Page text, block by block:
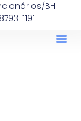
BH
1191